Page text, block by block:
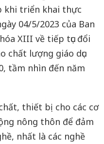
khi triển khai thực
04/5/2023 của Ban
XIII về tiếp tục đổi
chất lượng giáo dục
tầm nhìn đến năm
thiết bị cho các cơ
nông thôn để đảm
nhất là các nghề